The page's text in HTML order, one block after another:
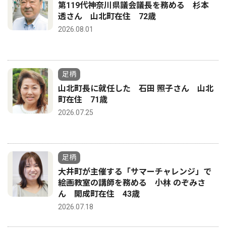
第119代神奈川県議会議長を務める 杉本
透さん 山北町在住 72歳
2026.08.01
足柄
山北町長に就任した 石田 照子さん 山北
町在住 71歳
2026.07.25
足柄
大井町が主催する「サマーチャレンジ」で
絵画教室の講師を務める 小林 のぞみさ
ん 開成町在住 43歳
2026.07.18